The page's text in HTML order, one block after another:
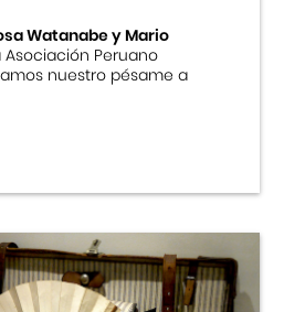
Watanabe y Mario
Peruano
nuestro pésame a